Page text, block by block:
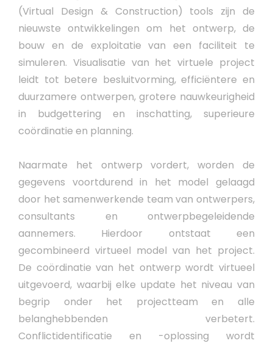
(Virtual Design & Construction) tools zijn de
nieuwste ontwikkelingen om het ontwerp, de
bouw en de exploitatie van een faciliteit te
simuleren. Visualisatie van het virtuele project
leidt tot betere besluitvorming, efficiëntere en
duurzamere ontwerpen, grotere nauwkeurigheid
in budgettering en inschatting, superieure
coördinatie en planning.
Naarmate het ontwerp vordert, worden de
gegevens voortdurend in het model gelaagd
door het samenwerkende team van ontwerpers,
consultants en ontwerpbegeleidende
aannemers. Hierdoor ontstaat een
gecombineerd virtueel model van het project.
De coördinatie van het ontwerp wordt virtueel
uitgevoerd, waarbij elke update het niveau van
begrip onder het projectteam en alle
belanghebbenden verbetert.
Conflictidentificatie en -oplossing wordt